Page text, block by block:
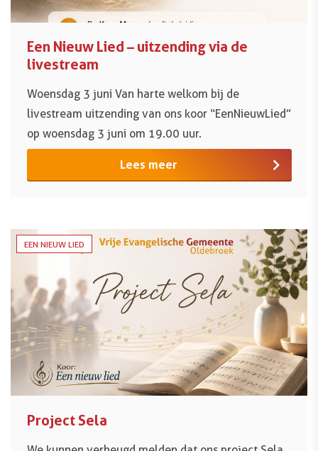
Een Nieuw Lied – uitzending via de
livestream
Woensdag 3 juni Van harte welkom bij de
livestream uitzending van ons koor “EenNieuwLied”
op woensdag 3 juni om 19.00 uur.
Lees meer
EEN NIEUW LIED
Project Sela